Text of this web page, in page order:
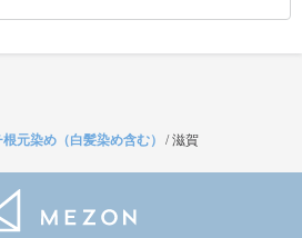
元染め（白髪染め含む） /滋賀